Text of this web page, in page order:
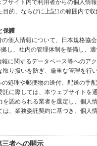
サイト内で利用者からの個人情
目的、ならびに上記1の範囲内で収
保護
の個人情報について、日本規格
し、社内の管理体制を整備し、適
に関するデータベース等へのア
取り扱いを防ぎ、厳重な管理を行い
処理や郵便物の送付、配送の手
託に際しては、本ウェブサイトを
を認められる業者を選定し、個人
は、業務委託契約に基づき、個人
者への開示